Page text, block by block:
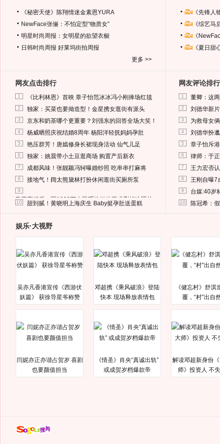
《秘密天使》陈翔情迷金素恩YURA
NewFace张俪：不怕定型“物质女”
明星时尚周报：女明星的欲望衣橱
日韩时尚周报 好莱坞街拍周报
更多 >>
《先锋
《综艺
《
《夏日
网友点击排行
1 《比利林恩》首映 章子怡范冰冰冯小刚捧场红毯
2 独家：买菜也要拗造型！金星携女逛街有派头
3 京东和奶茶哪个更重要？刘强东的回答全场大笑！
4 杨威晒照庆祝结婚8周年 杨阳洋轻抚妈妈孕肚
5 艳压群芳！唐嫣修身长裙现身活动 仙气儿足
6 独家：姚晨带小土豆逛商场 购置产后新衣
7 成都风味！张靓颖冯轲曝婚纱照 吃串串打麻将
8 接地气！阔太熊黛林打扮休闲逛街买厕所泵
9
马蓉离婚后，砸1000万人民币给媒体要求删掉这照片
10 甜到腻！黄晓明上海庆生 Baby挺孕肚送蛋糕
网友评论排行
1 董卿：这
2 刘德华新
3 为救母女
4 刘德华扮
5 章子怡斥
6 律师：于
7 王力宏否
8 王刚自曝7
9 台媒:40岁
10 陈冠希：
娱乐·大视野
吴亦凡香港宣传《西游伏
妖篇》 获徐导星爷称赞
邓超携《乘风破浪》登陆
快本 现场释放表情包
《健忘村》舒淇
覆，“村”出自
闫妮亦正亦谐占贺岁 喜剧
也要颜值担当
《情圣》肖央“真诚出轨”
或成贺岁档爆款帝
解读邓超新身份
师》投资人 不